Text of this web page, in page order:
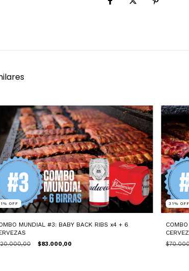
% OFF
MUNDIAL #3: BABY BACK RIBS x4 + 6
$83.000,00
31%OFF